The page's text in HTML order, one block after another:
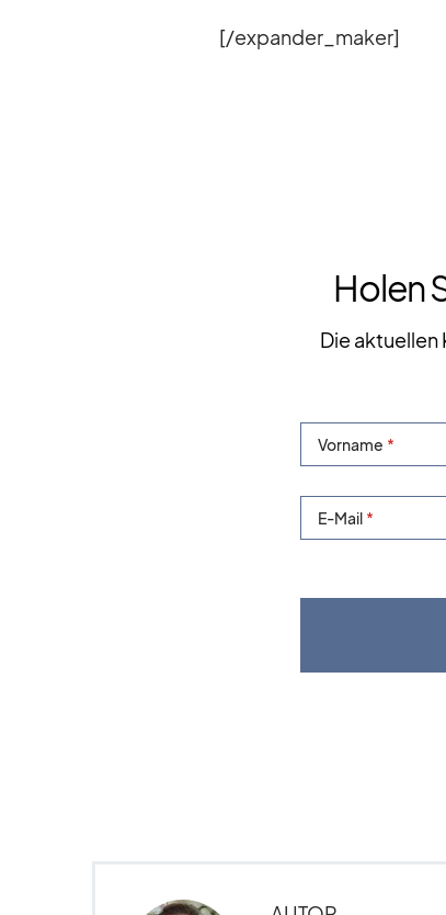
[/​expander_​maker]
Holen
Die aktuellen
Vorname
E-Mail